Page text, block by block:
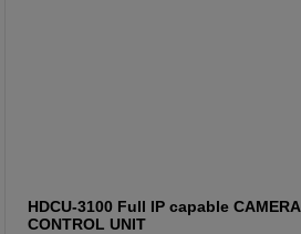
HDCU-3100 Full IP capable CAMERA
CONTROL UNIT